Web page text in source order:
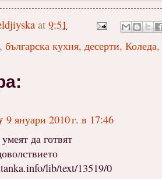
at 9:51
, българска кухня, десерти, Коледа,
9 януари 2010 г. в 17:46
да готвят
lib/text/13519/0